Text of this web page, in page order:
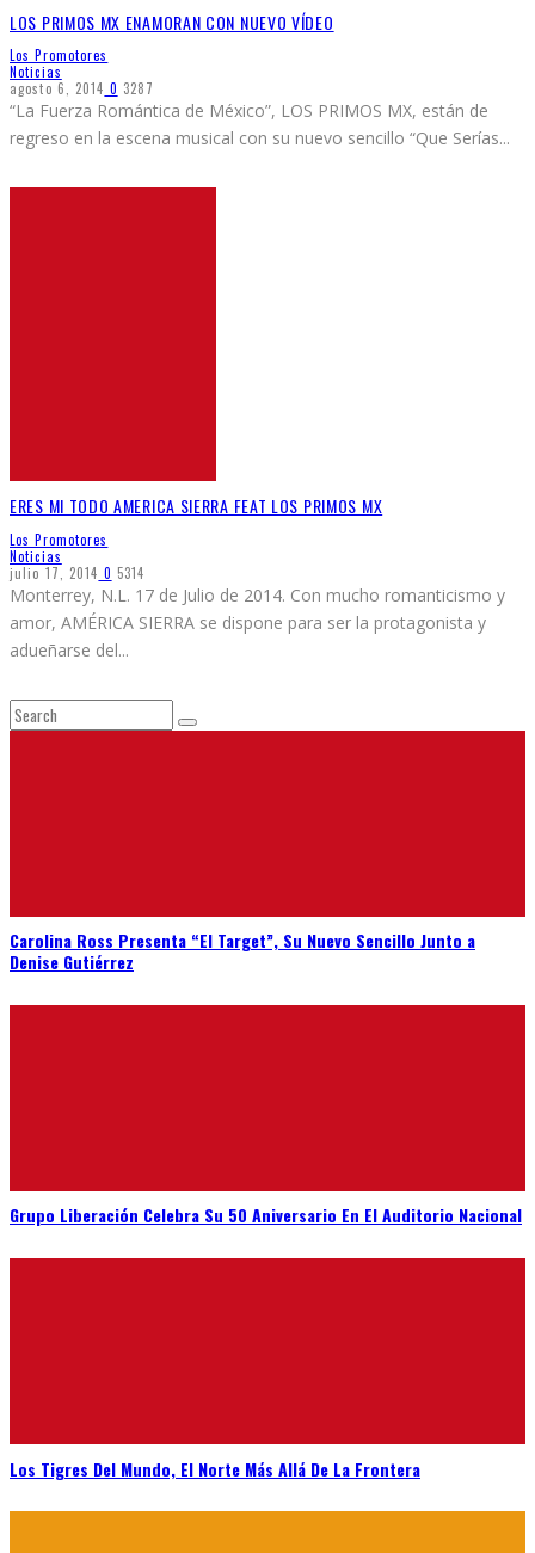
LOS PRIMOS MX ENAMORAN CON NUEVO VÍDEO
Los Promotores
Noticias
agosto 6, 2014 0 3287
“La Fuerza Romántica de México”, LOS PRIMOS MX, están de
regreso en la escena musical con su nuevo sencillo “Que Serías...
ERES MI TODO AMERICA SIERRA FEAT LOS PRIMOS MX
Los Promotores
Noticias
julio 17, 2014 0 5314
Monterrey, N.L. 17 de Julio de 2014. Con mucho romanticismo y
amor, AMÉRICA SIERRA se dispone para ser la protagonista y
adueñarse del...
Carolina Ross Presenta “El Target”, Su Nuevo Sencillo Junto a
Denise Gutiérrez
Grupo Liberación Celebra Su 50 Aniversario En El Auditorio Nacional
Los Tigres Del Mundo, El Norte Más Allá De La Frontera